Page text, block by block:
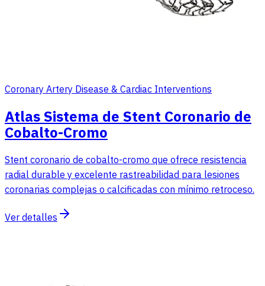
Coronary Artery Disease & Cardiac Interventions
Atlas Sistema de Stent Coronario de
Cobalto-Cromo
Stent coronario de cobalto-cromo que ofrece resistencia
radial durable y excelente rastreabilidad para lesiones
coronarias complejas o calcificadas con mínimo retroceso.
Ver detalles